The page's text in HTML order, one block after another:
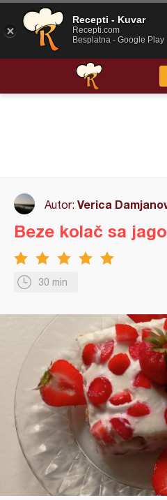
Autor: Verica
30 min
Beze kolač sa
Recepti - Kuvar
Recepti.com
Besplatna - Google Play